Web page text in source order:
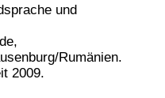
und
Rumänien.
2009.
Literaturkurs
Presseinformation